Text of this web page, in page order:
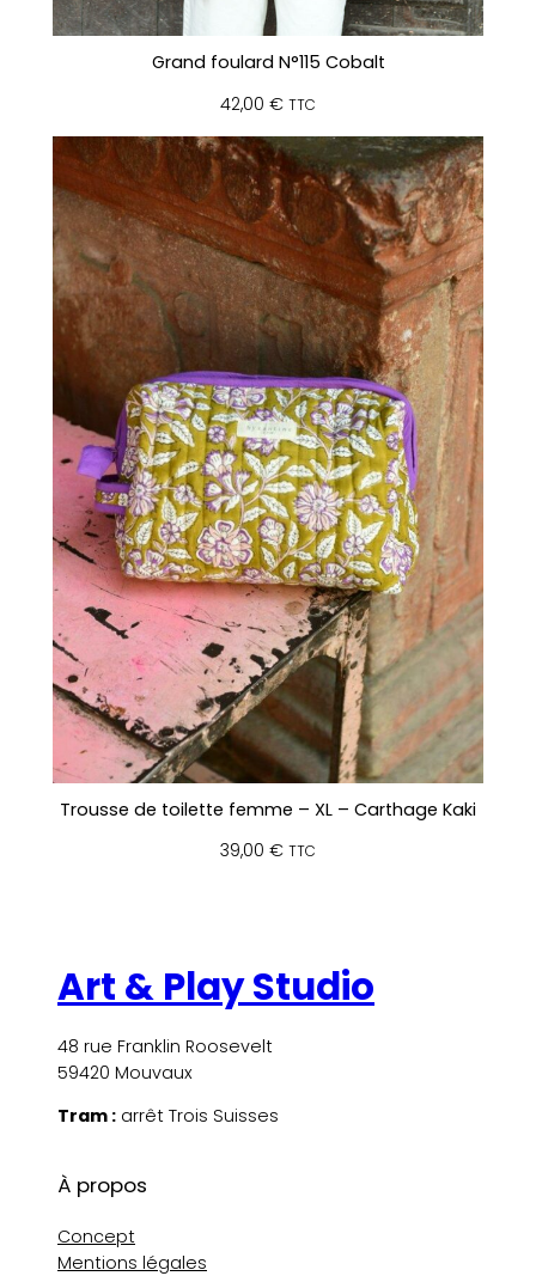
Grand foulard N°115 Cobalt
42,00 € TTC
Trousse de toilette femme – XL – Carthage Kaki
39,00 € TTC
Art & Play Studio
48 rue Franklin Roosevelt
59420 Mouvaux
Tram : arrêt Trois Suisses
À propos
Concept
Mentions légales